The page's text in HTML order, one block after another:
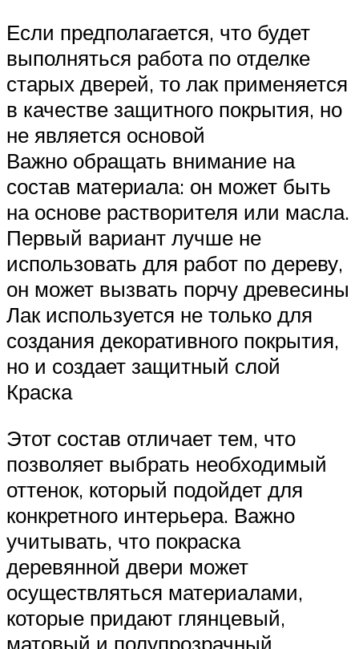
Если предполагается, что будет
выполняться работа по отделке
старых дверей, то лак применяется
в качестве защитного покрытия, но
не является основой
Важно обращать внимание на
состав материала: он может быть
на основе растворителя или масла.
Первый вариант лучше не
использовать для работ по дереву,
он может вызвать порчу древесины
Лак используется не только для
создания декоративного покрытия,
но и создает защитный слой
Краска
Этот состав отличает тем, что
позволяет выбрать необходимый
оттенок, который подойдет для
конкретного интерьера. Важно
учитывать, что покраска
деревянной двери может
осуществляться материалами,
которые придают глянцевый,
матовый и полупрозрачный